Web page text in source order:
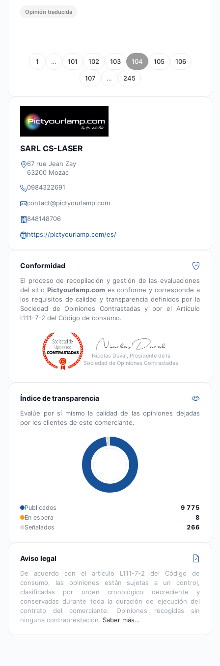
Opinión traducida
1 … 101 102 103 104 105 106
107 … 245
SARL CS-LASER
67 rue Jean Zay
63200 Mozac
0984322691
contact@pictyourlamp.com
848148706
https://pictyourlamp.com/es/
Conformidad
El proceso de recopilación y gestión de las evaluaciones
del sitio Pictyourlamp.com es conforme y corresponde a
los requisitos de calidad y transparencia definidos por la
Sociedad de Opiniones Contrastadas y por el Artículo
L111-7-2 del Código de consumo.
Nicolas Duval, Presidente de la
Sociedad de Opiniones Contrastadas
Índice de transparencia
Evalúe por sí mismo la calidad de las opiniones dejadas
por los clientes de este comerciante.
Publicados
9 775
En espera
8
Señalados
266
Aviso legal
De acuerdo con el artículo L111-7-2 del Código de
consumo, las opiniones están sujetas a un control,
clasificadas por orden cronológico decreciente y
conservadas durante toda la duración de ejecución del
contrato del comerciante. Opiniones recogidas sin
ninguna contraprestación. Saber más…